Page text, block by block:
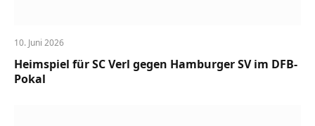
10. Juni 2026
Heimspiel für SC Verl gegen Hamburger SV im DFB-
Pokal